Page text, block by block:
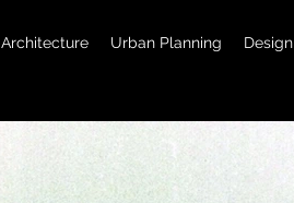
Architecture Urban Planning Design